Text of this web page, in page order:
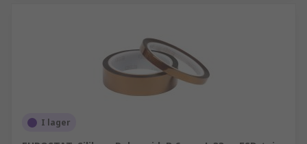
I lager